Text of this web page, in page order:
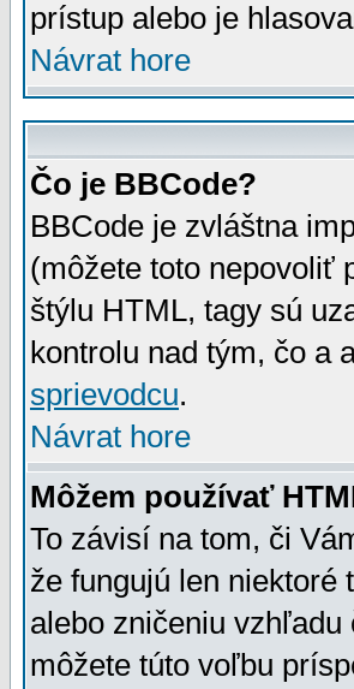
prístup alebo je
Návrat hore
Čo je BBCode?
BBCode je zvláštna
(môžete toto nepovoliť
štýlu HTML, tagy sú
kontrolu nad tým, čo a
sprievodcu.
Návrat hore
Môžem používať
To závisí na tom, či
že fungujú len niektoré
alebo zničeniu
môžete túto voľbu